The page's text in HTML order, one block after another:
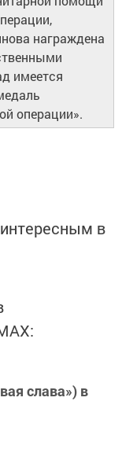
награждена
имеется
операции».
в
слава») в